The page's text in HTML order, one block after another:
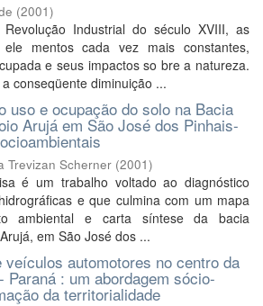
(2001)
Industrial do século XVIII, as
ele mentos cada vez mais constantes,
e seus impactos so bre a natureza.
conseqüente diminuição ...
uso e ocupação do solo na Bacia
Arujá em São José dos Pinhais-
Trevizan Scherner (2001)
é um trabalho voltado ao diagnóstico
e que culmina com um mapa
ambiental e carta síntese da bacia
em São José dos ...
veículos automotores no centro da
Paraná : um abordagem sócio-
da territorialidade